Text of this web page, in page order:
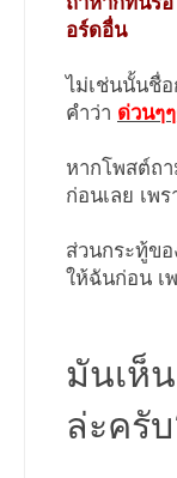
อร์ดอื่น
ไม่เช่นนั้นชื่
คำว่า ด่วนๆ
หากโพสต์ถ
ก่อนเลย เพ
ส่วนกระทู้ข
ให้ฉันก่อน เ
มันเห็
ล่ะครั